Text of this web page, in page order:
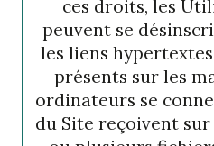
ces droits, les
peuvent se
les liens
présents sur les
ordinateurs se
du Site reçoivent